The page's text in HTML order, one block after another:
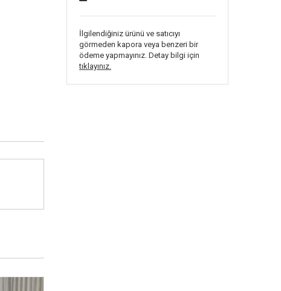
İlgilendiğiniz ürünü ve satıcıyı
görmeden kapora veya benzeri bir
ödeme yapmayınız. Detay bilgi için
tıklayınız.